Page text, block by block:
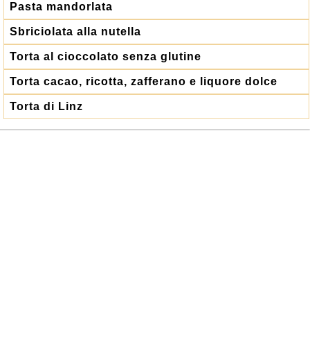
Pasta mandorlata
Sbriciolata alla nutella
Torta al cioccolato senza glutine
Torta cacao, ricotta, zafferano e liquore dolce
Torta di Linz